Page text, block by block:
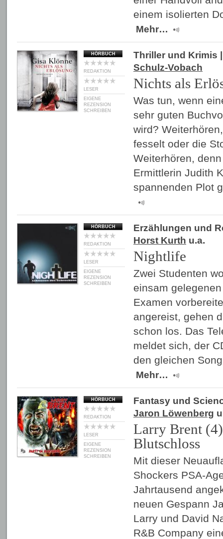
einem isolierten
Mehr…
HÖRBUCH
REDAKTION
LESER
EIGENE
REZENSION
SCHREIBEN
Thriller und Krimis
Schulz-Vobach
Nichts als
Was tun, wenn
sehr guten
wird?
fesselt oder die
Weiterhören,
Ermittlerin Judith
spannenden Plot
HÖRBUCH
REDAKTION
LESER
EIGENE
REZENSION
SCHREIBEN
Erzählungen und
Horst Kurth u.a.
Nightlife
Zwei Studenten
einsam
Examen
angereist, gehen
schon los. Das
meldet sich, der
den gleichen
Mehr…
HÖRBUCH
REDAKTION
LESER
EIGENE
REZENSION
SCHREIBEN
Fantasy und
Jaron Löwenberg
Larry Brent
Blutschloss
Mit dieser
Shockers PSA-
Jahrtausend
neuen Gespann
Larry und David
R&B Company